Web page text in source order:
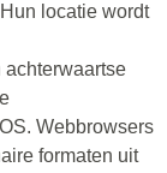
locatie wordt
Webbrowsers
formaten uit